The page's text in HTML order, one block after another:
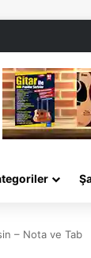
– Nota ve Tab